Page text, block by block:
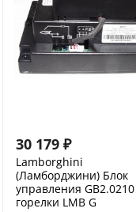
30 179 ₽
Lamborghini
(Ламборджини) Блок
управления GB2.0210
горелки LMB G